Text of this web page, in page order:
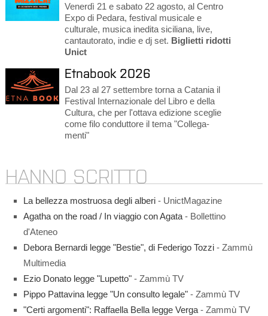
Venerdì 21 e sabato 22 agosto, al Centro
Expo di Pedara, festival musicale e
culturale, musica inedita siciliana, live,
cantautorato, indie e dj set. Biglietti ridotti
Unict
Etnabook 2026
Dal 23 al 27 settembre torna a Catania il
Festival Internazionale del Libro e della
Cultura, che per l'ottava edizione sceglie
come filo conduttore il tema "Collega-
menti"
HANNO SCRITTO
La bellezza mostruosa degli alberi- UnictMagazine
Agatha on the road / In viaggio con Agata- Bollettino
d'Ateneo
Debora Bernardi legge "Bestie", di Federigo Tozzi - Zammù
Multimedia
Ezio Donato legge "Lupetto"- Zammù TV
Pippo Pattavina legge "Un consulto legale"- Zammù TV
"Certi argomenti": Raffaella Bella legge Verga- Zammù TV